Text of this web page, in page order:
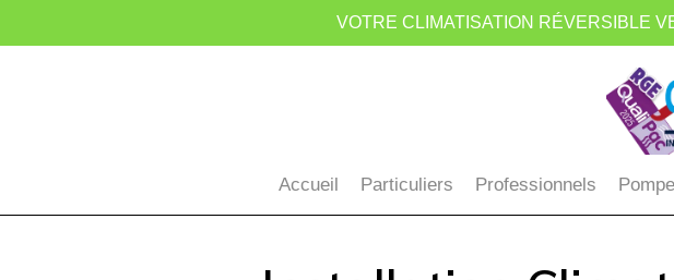
to
VOTRE CLIMATISATION RÉVERSIBLE
Accueil Particuliers Professionnels